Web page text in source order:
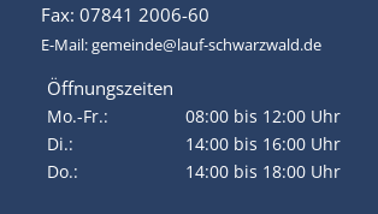
Fax: 07841 2006-60
E-Mail:gemeinde@lauf-schwarzwald.de
Öffnungszeiten
Mo.-Fr.:
08:00 bis 12:00 Uhr
Di.:
14:00 bis 16:00 Uhr
Do.:
14:00 bis 18:00 Uhr